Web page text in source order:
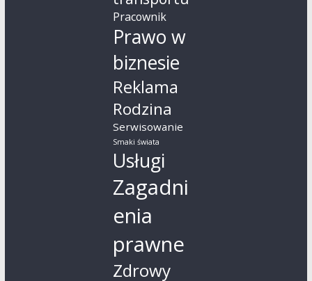
Pracownik
Prawo w
biznesie
Reklama
Rodzina
Serwisowanie
Smaki świata
Usługi
Zagadni
enia
prawne
Zdrowy